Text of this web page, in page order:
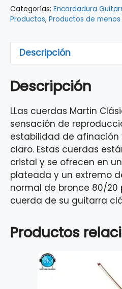
Categorías: Encordadura
Productos, Productos de menos
Descripción
Descripción
LLas cuerdas Martin
sensación de
estabilidad de
claro. Estas cuerdas
cristal y se ofrecen en
plateada y un extremo
normal de bronce 80/
cuerda de su guitarra
Productos